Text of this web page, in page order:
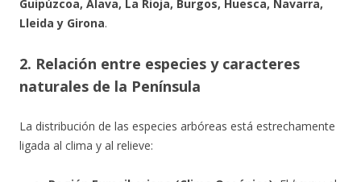
Guipúzcoa, Álava, La Rioja, Burgos, Huesca, Navarra,
Lleida y Girona.
2. Relación entre especies y caracteres
naturales de la Península
La distribución de las especies arbóreas está estrechamente
ligada al clima y al relieve: